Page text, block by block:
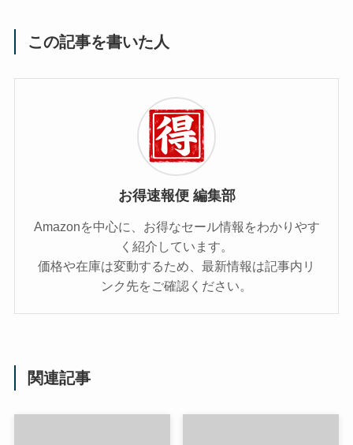
この記事を書いた人
お得速報便 編集部
Amazonを中心に、お得なセール情報をわかりやす
く紹介しています。
価格や在庫は変動するため、最新情報は記事内リ
ンク先をご確認ください。
関連記事